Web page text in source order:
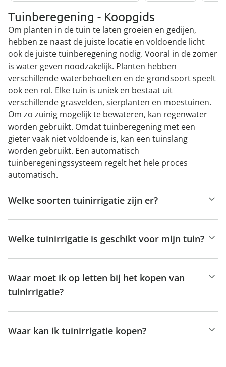
Tuinberegening - Koopgids
Om planten in de tuin te laten groeien en gedijen,
hebben ze naast de juiste locatie en voldoende licht
ook de juiste tuinberegening nodig. Vooral in de zomer
is water geven noodzakelijk. Planten hebben
verschillende waterbehoeften en de grondsoort speelt
ook een rol. Elke tuin is uniek en bestaat uit
verschillende grasvelden, sierplanten en moestuinen.
Om zo zuinig mogelijk te bewateren, kan regenwater
worden gebruikt. Omdat tuinberegening met een
gieter vaak niet voldoende is, kan een tuinslang
worden gebruikt. Een automatisch
tuinberegeningssysteem regelt het hele proces
automatisch.
Welke soorten tuinirrigatie zijn er?
Welke tuinirrigatie is geschikt voor mijn tuin?
Waar moet ik op letten bij het kopen van
tuinirrigatie?
Waar kan ik tuinirrigatie kopen?